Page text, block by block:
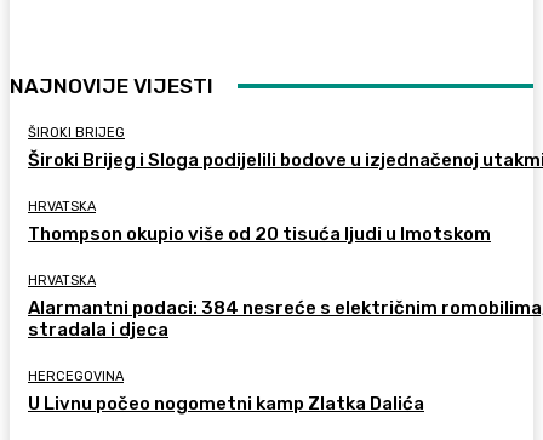
NAJNOVIJE VIJESTI
ŠIROKI BRIJEG
Široki Brijeg i Sloga podijelili bodove u izjednačenoj
HRVATSKA
Thompson okupio više od 20 tisuća ljudi u Imotskom
HRVATSKA
Alarmantni podaci: 384 nesreće s električnim
stradala i djeca
HERCEGOVINA
U Livnu počeo nogometni kamp Zlatka Dalića